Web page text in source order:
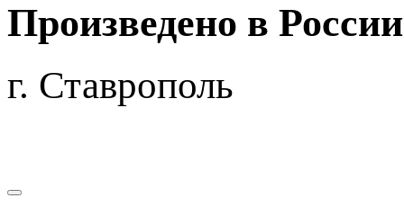
Произведено в России
г. Ставрополь